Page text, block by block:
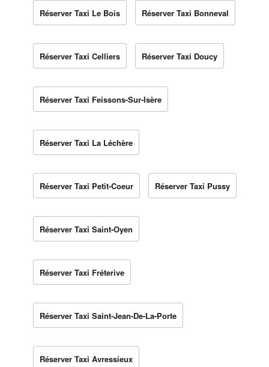
Réserver Taxi Le Bois Réserver Taxi Bonneval
Réserver Taxi Celliers Réserver Taxi Doucy
Réserver Taxi Feissons-Sur-Isère
Réserver Taxi La Léchère
Réserver Taxi Petit-Coeur Réserver Taxi Pussy
Réserver Taxi Saint-Oyen
Réserver Taxi Fréterive
Réserver Taxi Saint-Jean-De-La-Porte
Réserver Taxi Avressieux